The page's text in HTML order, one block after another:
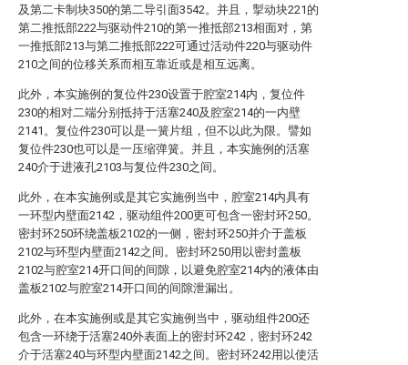
及第二卡制块350的第二导引面3542。并且，掣动块221的
第二推抵部222与驱动件210的第一推抵部213相面对，第
一推抵部213与第二推抵部222可通过活动件220与驱动件
210之间的位移关系而相互靠近或是相互远离。
此外，本实施例的复位件230设置于腔室214内，复位件
230的相对二端分别抵持于活塞240及腔室214的一内壁
2141。复位件230可以是一簧片组，但不以此为限。譬如
复位件230也可以是一压缩弹簧。并且，本实施例的活塞
240介于进液孔2103与复位件230之间。
此外，在本实施例或是其它实施例当中，腔室214内具有
一环型内壁面2142，驱动组件200更可包含一密封环250。
密封环250环绕盖板2102的一侧，密封环250并介于盖板
2102与环型内壁面2142之间。密封环250用以密封盖板
2102与腔室214开口间的间隙，以避免腔室214内的液体由
盖板2102与腔室214开口间的间隙泄漏出。
此外，在本实施例或是其它实施例当中，驱动组件200还
包含一环绕于活塞240外表面上的密封环242，密封环242
介于活塞240与环型内壁面2142之间。密封环242用以使活